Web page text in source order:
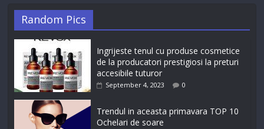
Random Pics
Ingrijeste tenul cu produse cosmetice
de la producatori prestigiosi la preturi
accesibile tuturor
September 4, 2023 0
Trendul in aceasta primavara TOP 10
Ochelari de soare